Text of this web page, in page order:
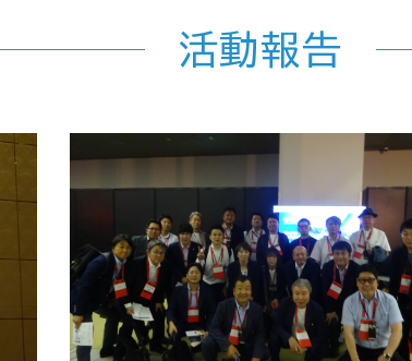
活動報告